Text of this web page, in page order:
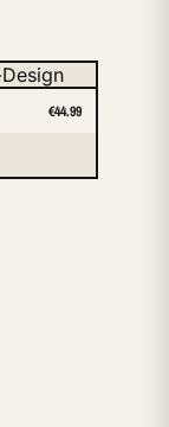
€44.99